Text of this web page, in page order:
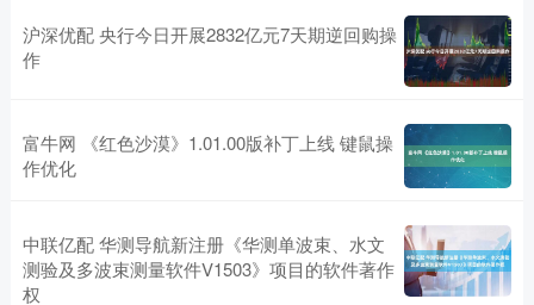
沪深优配 央行今日开展2832亿元7天期逆回购操
作
富牛网 《红色沙漠》1.01.00版补丁上线 键鼠操
作优化
中联亿配 华测导航新注册《华测单波束、水文
测验及多波束测量软件V1503》项目的软件著作
权